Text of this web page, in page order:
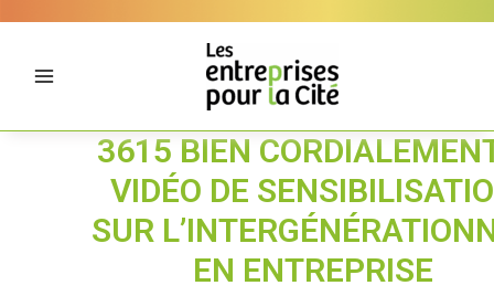
3615 BIEN
VIDÉO DE
SUR
EN ENTREPRISE